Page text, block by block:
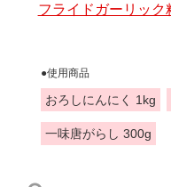
フライドガーリック
●使用商品
おろしにんにく 1kg
一味唐がらし 300g